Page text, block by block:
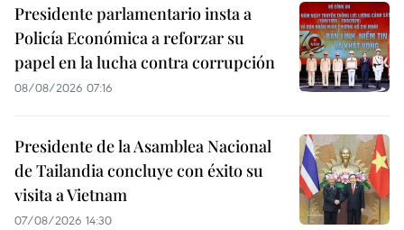
Presidente parlamentario insta a
Policía Económica a reforzar su
papel en la lucha contra corrupción
08/08/2026 07:16
Presidente de la Asamblea Nacional
de Tailandia concluye con éxito su
visita a Vietnam
07/08/2026 14:30